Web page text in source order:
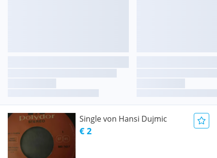
Single von Hansi Dujmic
€ 2